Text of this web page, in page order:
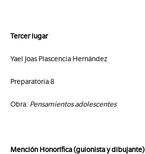
Tercer lugar
Yael Joas Plascencia Hernández
Preparatoria 8
Obra: Pensamientos adolescentes
Mención Honorífica (guionista y dibujante)